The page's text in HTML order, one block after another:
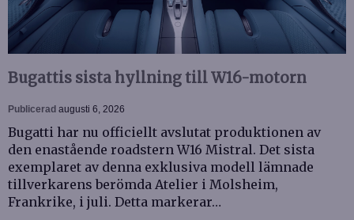
Bugattis sista hyllning till W16-motorn
Publicerad augusti 6, 2026
Bugatti har nu officiellt avslutat produktionen av
den enastående roadstern W16 Mistral. Det sista
exemplaret av denna exklusiva modell lämnade
tillverkarens berömda Atelier i Molsheim,
Frankrike, i juli. Detta markerar…